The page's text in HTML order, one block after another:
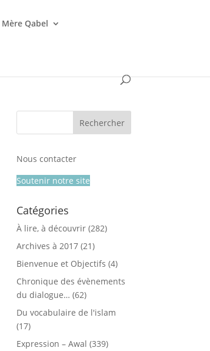
Mère Qabel
Nous contacter
Soutenir notre site
Catégories
À lire, à découvrir (282)
Archives à 2017 (21)
Bienvenue et Objectifs (4)
Chronique des évènements
du dialogue… (62)
Du vocabulaire de l'islam
(17)
Expression – Awal (339)